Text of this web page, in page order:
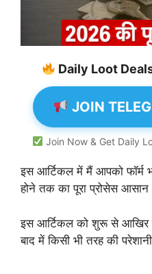
Daily Loot
JOIN
Join Now & Get Daily
इस आर्टिकल में मैं आपको फॉर्म
होने तक का पूरा प्रोसेस आसान
इस आर्टिकल को शुरू से आखिर
बाद में किसी भी तरह की